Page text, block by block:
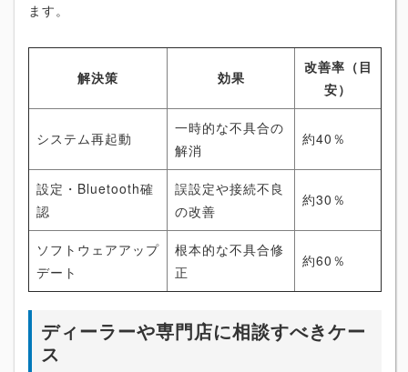
ます。
解決策 効果
改善率（目
安）
システム再起動
一時的な不具合の
解消
約40％
設定・Bluetooth確
認
誤設定や接続不良
の改善
約30％
ソフトウェアアップ
デート
根本的な不具合修
正
約60％
ディーラーや専門店に相談すべきケー
ス